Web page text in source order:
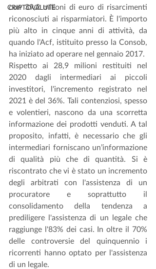
CRIPTOVALUTE
con 39,2 milioni di euro di risarcimenti
riconosciuti ai risparmiatori. È l'importo
più alto in cinque anni di attività, da
quando l'Acf, istituito presso la Consob,
ha iniziato ad operare nel gennaio 2017.
Rispetto ai 28,9 milioni restituiti nel
2020 dagli intermediari ai piccoli
investitori, l'incremento registrato nel
2021 è del 36%. Tali contenziosi, spesso
e volentieri, nascono da una scorretta
informazione dei prodotti venduti. A tal
proposito, infatti, è necessario che gli
intermediari forniscano un’informazione
di qualità più che di quantità. Si è
riscontrato che vi è stato un incremento
degli arbitrati con l'assistenza di un
procuratore e soprattutto il
consolidamento della tendenza a
prediligere l'assistenza di un legale che
raggiunge l'83% dei casi. In oltre il 70%
delle controversie del quinquennio i
ricorrenti hanno optato per l'assistenza
di un legale.